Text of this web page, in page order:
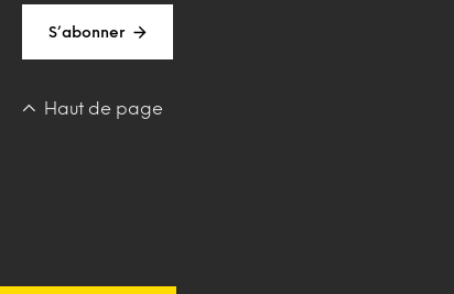
S’abonner
Haut de page